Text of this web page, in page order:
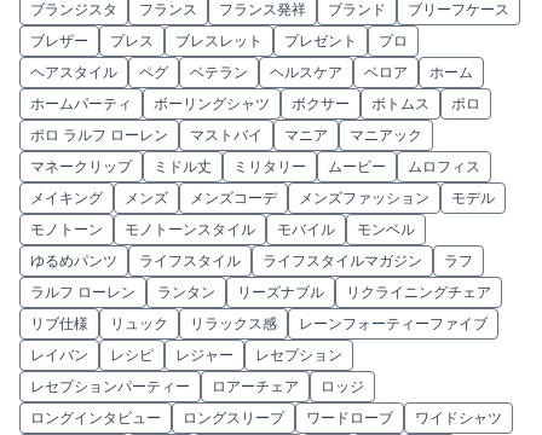
ブランジスタ フランス フランス発祥 ブランド
ブリーフケース
ブレザー
プレス ブレスレット プレゼント
プロ
ヘアスタイル
ペグ ベテラン ヘルスケア ベロア
ホーム
ホームパーティ
ボーリングシャツ ボクサー ボトムス
ポロ
ポロ ラルフ ローレン
マストバイ マニア
マニアック
マネークリップ
ミドル丈 ミリタリー ムービー
ムロフィス
メイキング
メンズ メンズコーデ メンズファッション
モデル
モノトーン
モノトーンスタイル モバイル
モンベル
ゆるめパンツ
ライフスタイル ライフスタイルマガジン
ラフ
ラルフ ローレン
ランタン リーズナブル
リクライニングチェア
リブ仕様
リュック リラックス感
レーンフォーティーファイブ
レイバン
レシピ レジャー
レセプション
レセプションパーティー
ロアーチェア
ロッジ
ロングインタビュー
ロングスリープ ワードローブ
ワイドシャツ